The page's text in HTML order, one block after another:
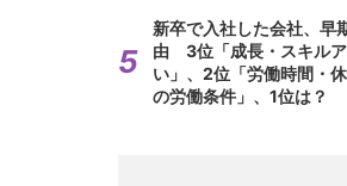
新卒で入社した会社、早
由 3位「成長・スキル
い」、2位「労働時間・
の労働条件」、1位は？